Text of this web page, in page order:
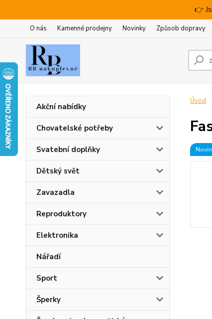
👉
O nás Kamenné prodejny Novinky Způsob dopravy
Akční nabídky
Chovatelské potřeby
Svatební doplňky
Dětský svět
Zavazadla
Reproduktory
Elektronika
Nářadí
Sport
Šperky
Úvod